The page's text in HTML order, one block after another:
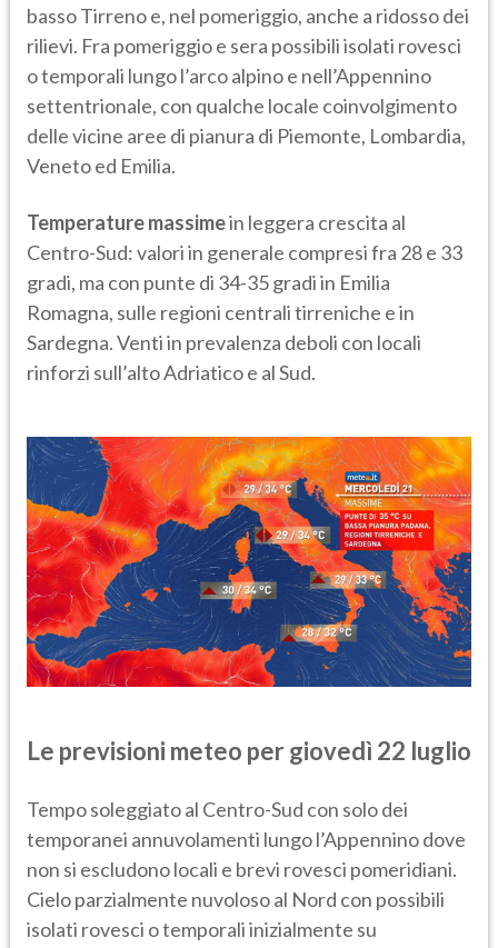
basso Tirreno e, nel pomeriggio, anche a ridosso dei
rilievi. Fra pomeriggio e sera possibili isolati rovesci
o temporali lungo l’arco alpino e nell’Appennino
settentrionale, con qualche locale coinvolgimento
delle vicine aree di pianura di Piemonte, Lombardia,
Veneto ed Emilia.
Temperature massimein leggera crescita al
Centro-Sud: valori in generale compresi fra 28 e 33
gradi, ma con punte di 34-35 gradi in Emilia
Romagna, sulle regioni centrali tirreniche e in
Sardegna. Venti in prevalenza deboli con locali
rinforzi sull’alto Adriatico e al Sud.
Le previsioni meteo per giovedì 22 luglio
Tempo soleggiato al Centro-Sud con solo dei
temporanei annuvolamenti lungo l’Appennino dove
non si escludono locali e brevi rovesci pomeridiani.
Cielo parzialmente nuvoloso al Nord con possibili
isolati rovesci o temporali inizialmente su